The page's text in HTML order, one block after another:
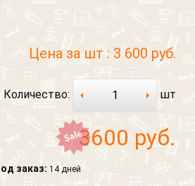
Цена за шт : 3 600 руб.
Количество: шт
3600 руб.
заказ: 14 дней